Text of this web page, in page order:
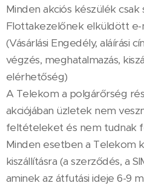
Minden akciós készülék csak
Flottakezelőnek elküldött
(Vásárlási Engedély, aláírási
végzés, meghatalmazás,
elérhetőség)
A Telekom a polgárőrség
akciójában üzletek nem
feltételeket és nem tudnak
Minden esetben a Telekom
kiszállításra (a szerződés, a
aminek az átfutási ideje 6-9